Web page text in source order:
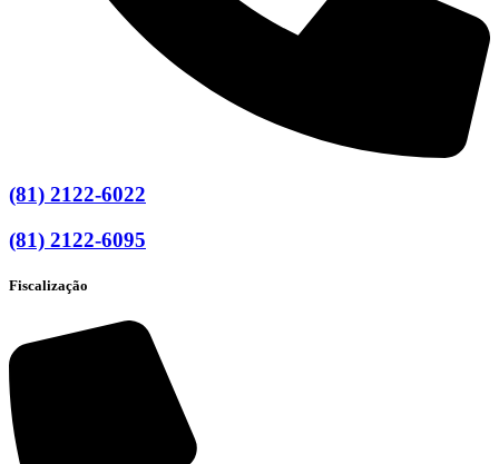
(81) 2122-6022
(81) 2122-6095
Fiscalização